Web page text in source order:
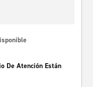
De Atención Están